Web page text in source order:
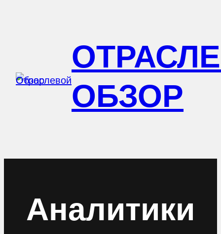
ОБЗОР
Аналитики